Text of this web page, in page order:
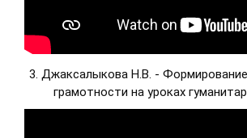
3. Джаксалыкова Н.В. -
грамотности на уроках